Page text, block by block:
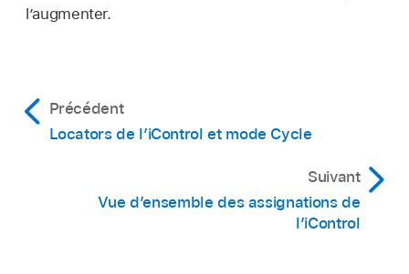
l’augmenter.
Précédent
Locators de l’iControl et mode Cycle
Suivant
Vue d’ensemble des assignations de
l’iControl